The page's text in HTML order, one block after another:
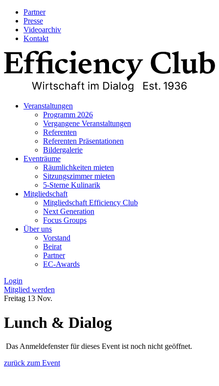
Partner
Presse
Videoarchiv
Kontakt
Veranstaltungen
Programm 2026
Vergangene Veranstaltungen
Referenten
Referenten Präsentationen
Bildergalerie
Eventräume
Räumlichkeiten mieten
Sitzungszimmer mieten
5-Sterne Kulinarik
Mitgliedschaft
Mitgliedschaft Efficiency Club
Next Generation
Focus Groups
Über uns
Vorstand
Beirat
Partner
EC-Awards
Login
Mitglied werden
Freitag 13 Nov.
Lunch & Dialog
Das Anmeldefenster für dieses Event ist noch nicht geöffnet.
zurück zum Event